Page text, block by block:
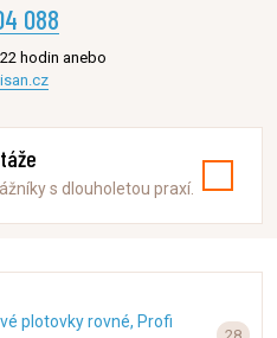
088
hodin anebo
s dlouholetou praxí.
plotovky rovné, Profi